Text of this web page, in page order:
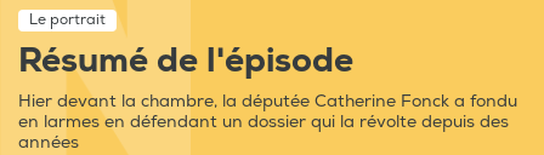
Le portrait
Résumé de l'épisode
Hier devant la chambre, la députée Catherine Fonck a fondu
en larmes en défendant un dossier qui la révolte depuis des
années